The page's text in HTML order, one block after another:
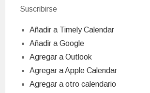
Suscribirse
Añadir a Timely Calendar
Añadir a Google
Agregar a Outlook
Agregar a Apple Calendar
Agregar a otro calendario